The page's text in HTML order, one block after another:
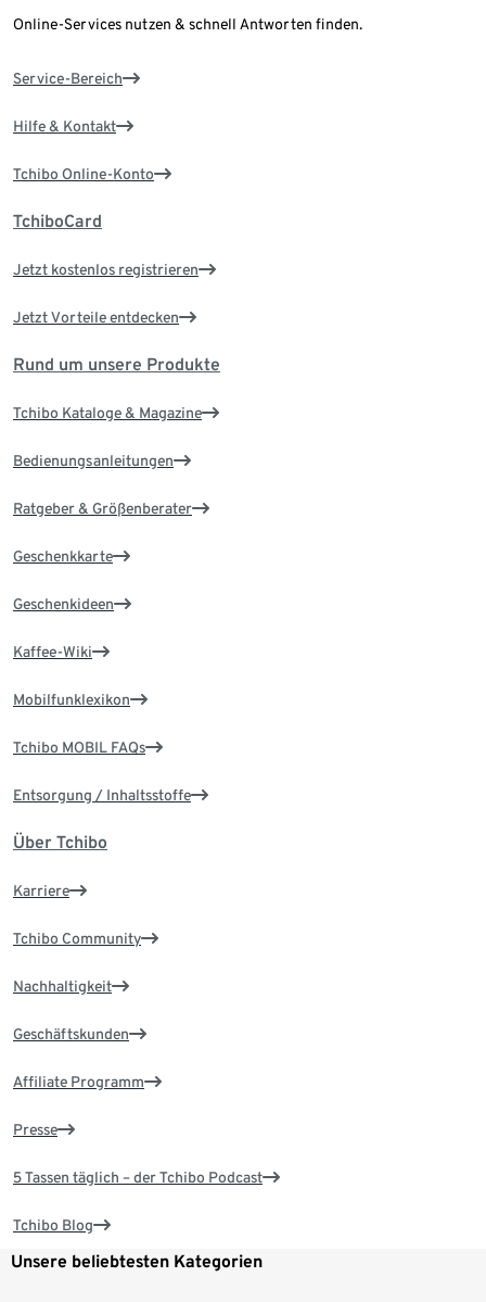
Online-Services nutzen & schnell Antworten finden.
Service-Bereich
Hilfe & Kontakt
Tchibo Online-Konto
TchiboCard
Jetzt kostenlos registrieren
Jetzt Vorteile entdecken
Rund um unsere Produkte
Tchibo Kataloge & Magazine
Bedienungsanleitungen
Ratgeber & Größenberater
Geschenkkarte
Geschenkideen
Kaffee-Wiki
Mobilfunklexikon
Tchibo MOBIL FAQs
Entsorgung / Inhaltsstoffe
Über Tchibo
Karriere
Tchibo Community
Nachhaltigkeit
Geschäftskunden
Affiliate Programm
Presse
5 Tassen täglich – der Tchibo Podcast
Tchibo Blog
Unsere beliebtesten Kategorien